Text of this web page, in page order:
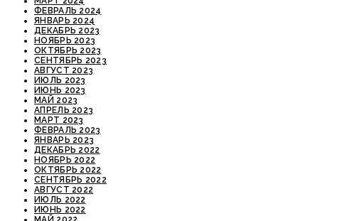
ФЕВРАЛЬ 2024
ЯНВАРЬ 2024
ДЕКАБРЬ 2023
НОЯБРЬ 2023
ОКТЯБРЬ 2023
СЕНТЯБРЬ 2023
АВГУСТ 2023
ИЮЛЬ 2023
ИЮНЬ 2023
МАЙ 2023
АПРЕЛЬ 2023
МАРТ 2023
ФЕВРАЛЬ 2023
ЯНВАРЬ 2023
ДЕКАБРЬ 2022
НОЯБРЬ 2022
ОКТЯБРЬ 2022
СЕНТЯБРЬ 2022
АВГУСТ 2022
ИЮЛЬ 2022
ИЮНЬ 2022